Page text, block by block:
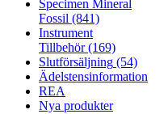
Specimen Mineral
Fossil (841)
Instrument
Tillbehör(169)
Slutförsäljning (54)
Ädelstensinformation
REA
Nya produkter